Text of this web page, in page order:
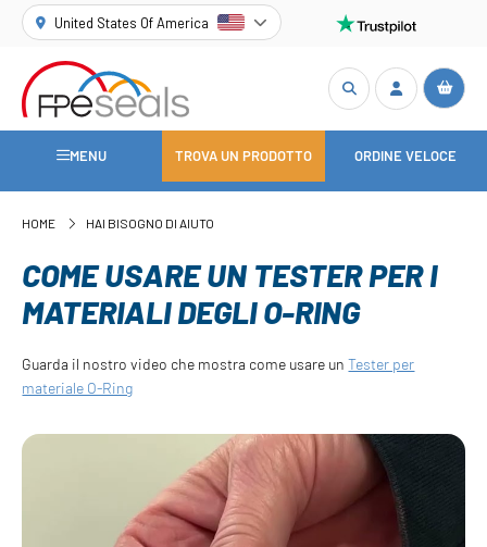
United States Of America
MENU TROVA UN PRODOTTO ORDINE VELOCE
HOME HAI BISOGNO DI AIUTO
COME USARE UN TESTER PER I
MATERIALI DEGLI O-RING
Guarda il nostro video che mostra come usare unTester per
materiale O-Ring